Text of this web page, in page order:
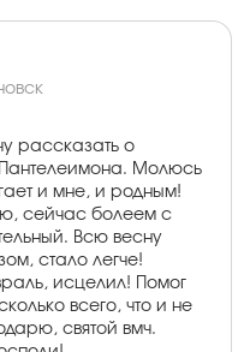
рассказать о
Молюсь
и мне, и родным!
сейчас болеем с
Всю весну
стало легче!
исцелил! Помог
всего, что и не
святой вмч.